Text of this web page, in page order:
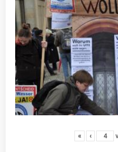
« ‹